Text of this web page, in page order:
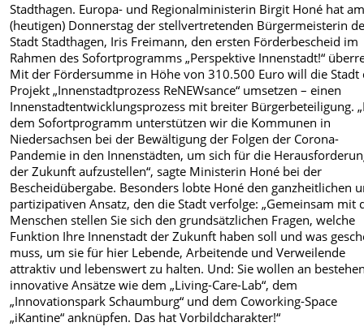
Stadthagen. Europa- und Regionalministerin Birgit Honé hat
(heutigen) Donnerstag der stellvertretenden Bürgermeisterin
Stadt Stadthagen, Iris Freimann, den ersten Förderbescheid im
Rahmen des Sofortprogramms „Perspektive Innenstadt!“
Mit der Fördersumme in Höhe von 310.500 Euro will die Stadt
Projekt „Innenstadtprozess ReNEWsance“ umsetzen – einen
Innenstadtentwicklungsprozess mit breiter Bürgerbeteiligung.
dem Sofortprogramm unterstützen wir die Kommunen in
Niedersachsen bei der Bewältigung der Folgen der Corona-
Pandemie in den Innenstädten, um sich für die
der Zukunft aufzustellen“, sagte Ministerin Honé bei der
Bescheidübergabe. Besonders lobte Honé den ganzheitlichen
partizipativen Ansatz, den die Stadt verfolge: „Gemeinsam mit
Menschen stellen Sie sich den grundsätzlichen Fragen, welche
Funktion Ihre Innenstadt der Zukunft haben soll und was
muss, um sie für hier Lebende, Arbeitende und Verweilende
attraktiv und lebenswert zu halten. Und: Sie wollen an
innovative Ansätze wie dem „Living-Care-Lab“, dem
„Innovationspark Schaumburg“ und dem Coworking-Space
„iKantine“ anknüpfen. Das hat Vorbildcharakter!“